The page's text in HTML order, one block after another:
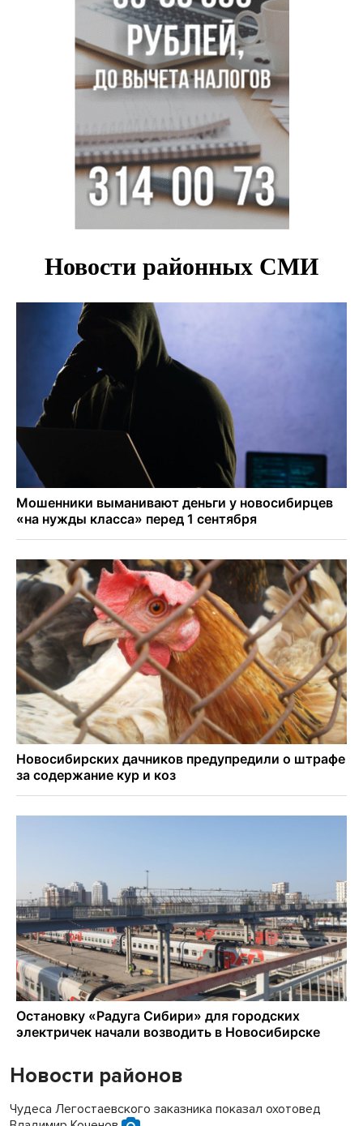
Остановку электричек о.п. Радуга Сибири начали строить
Новости районов
Чудеса Легостаевского заказника показал охотовед